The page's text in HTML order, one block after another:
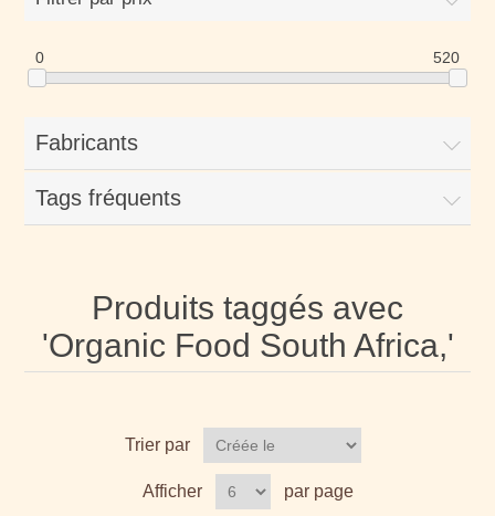
0 520
Fabricants
Tags fréquents
Produits taggés avec
'Organic Food South Africa,'
Trier par
Afficher par page